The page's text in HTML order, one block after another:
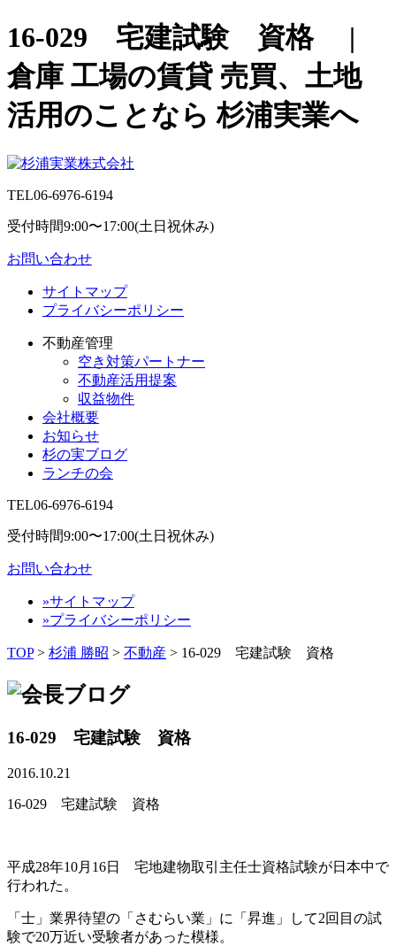
16-029 宅建試験 資格 |
倉庫 工場の賃貸 売買、土地
活用のことなら 杉浦実業へ
TEL06-6976-6194
受付時間9:00〜17:00(土日祝休み)
お問い合わせ
サイトマップ
プライバシーポリシー
不動産管理
空き対策パートナー
不動産活用提案
収益物件
会社概要
お知らせ
杉の実ブログ
ランチの会
TEL06-6976-6194
受付時間9:00〜17:00(土日祝休み)
お問い合わせ
»サイトマップ
»プライバシーポリシー
TOP> 杉浦 勝昭 > 不動産 > 16-029 宅建試験 資格
16-029 宅建試験 資格
2016.10.21
16-029 宅建試験 資格
平成28年10月16日 宅地建物取引主任士資格試験が日本中で
行われた。
「士」業界待望の「さむらい業」に「昇進」して2回目の試
験で20万近い受験者があった模様。